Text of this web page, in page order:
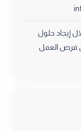
إيجاد حلول
فرص العمل